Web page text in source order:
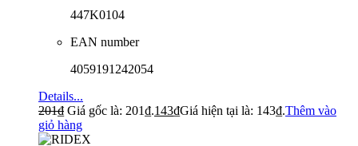
447K0104
EAN number
4059191242054
Details...
201₫ Giá gốc là: 201₫.143₫Giá hiện tại là: 143₫.Thêm vào
giỏ hàng